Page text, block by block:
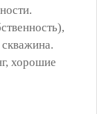
скважина.
хорошие